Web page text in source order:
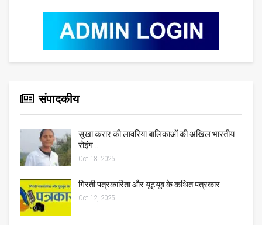
संपादकीय
सूखा करार की लावरिया बालिकाओं की अखिल भारतीय
रोइंग…
Oct 18, 2025
गिरती पत्रकारिता और यूट्यूब के कथित पत्रकार
Oct 12, 2025